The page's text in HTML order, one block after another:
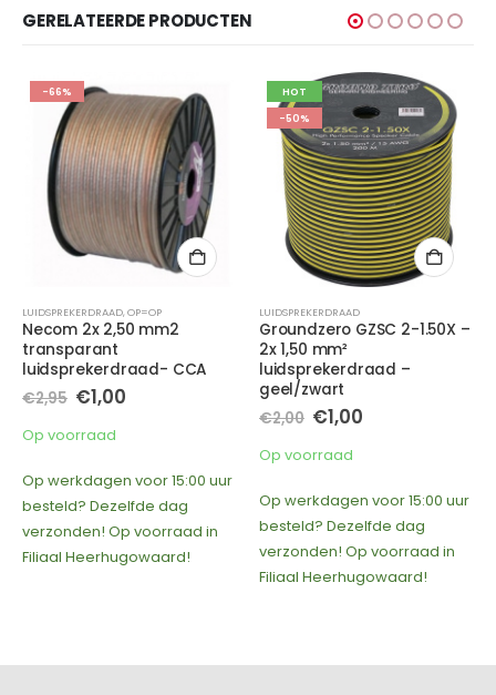
GERELATEERDE PRODUCTEN
-66%
LUIDSPREKERDRAAD,OP=OP
Necom 2x 2,50 mm2
transparant
luidsprekerdraad- CCA
€2,95 Oorspronkelijke
prijs
was:
€2,95.
€1,00Huidige
Op voorraad
Op werkdagen voor 15:00 uur
besteld? Dezelfde dag
verzonden! Op voorraad in
Filiaal Heerhugowaard!
HOT
-50%
LUIDSPREKERDRAAD
Groundzero GZSC 2-1.50X –
2x 1,50 mm²
luidsprekerdraad –
geel/zwart
€2,00 Oorspronkelijke
prijs
was:
€2,00.
€1,00Huidige
Op voorraad
Op werkdagen voor 15:00 uur
besteld? Dezelfde dag
verzonden! Op voorraad in
Filiaal Heerhugowaard!